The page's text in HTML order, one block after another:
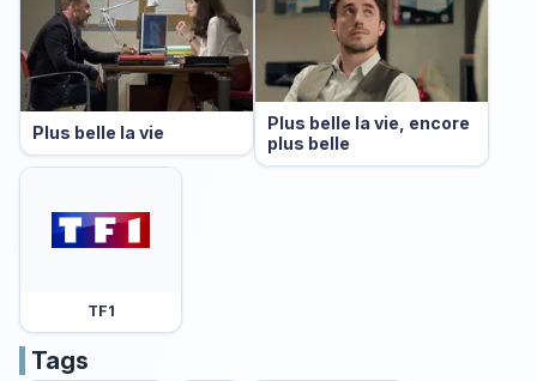
Plus belle la vie
Plus belle la vie, encore
plus belle
TF1
Tags